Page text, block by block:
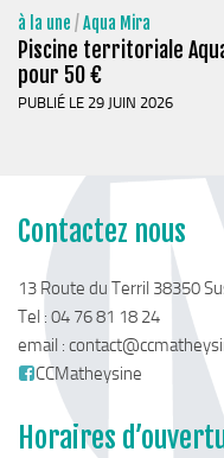
Maison Messiaen
L’Education Artistique et
Résidence-
Piscine territoriale
Espace Naturel Sensible
Activités de Pleine Nature
Sentiers de
Idées sorties
Via Ferrata
à la une /Aqua Mira
Piscine territoriale
pour 50 €
PUBLIÉ LE 29 JUIN 2026
Contactez nous
13 Route du Terril 38350
Tel : 04 76 81 18 24
email :
CCMatheysine
Horaires